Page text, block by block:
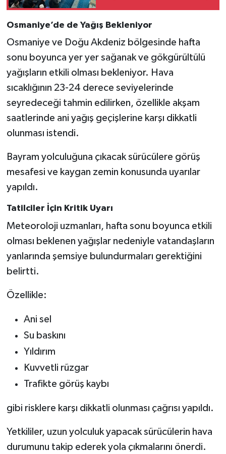
Osmaniye’de de Yağış Bekleniyor
Osmaniye ve Doğu Akdeniz bölgesinde hafta
sonu boyunca yer yer sağanak ve gökgürültülü
yağışların etkili olması bekleniyor. Hava
sıcaklığının 23-24 derece seviyelerinde
seyredeceği tahmin edilirken, özellikle akşam
saatlerinde ani yağış geçişlerine karşı dikkatli
olunması istendi.
Bayram yolculuğuna çıkacak sürücülere görüş
mesafesi ve kaygan zemin konusunda uyarılar
yapıldı.
Tatilciler İçin Kritik Uyarı
Meteoroloji uzmanları, hafta sonu boyunca etkili
olması beklenen yağışlar nedeniyle vatandaşların
yanlarında şemsiye bulundurmaları gerektiğini
belirtti.
Özellikle:
Ani sel
Su baskını
Yıldırım
Kuvvetli rüzgar
Trafikte görüş kaybı
gibi risklere karşı dikkatli olunması çağrısı yapıldı.
Yetkililer, uzun yolculuk yapacak sürücülerin hava
durumunu takip ederek yola çıkmalarını önerdi.